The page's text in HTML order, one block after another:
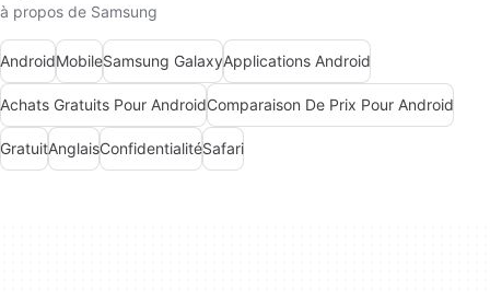
à propos de Samsung
AndroidMobileSamsung GalaxyApplications Android
Achats Gratuits Pour AndroidComparaison De Prix Pour Android
GratuitAnglaisConfidentialitéSafari